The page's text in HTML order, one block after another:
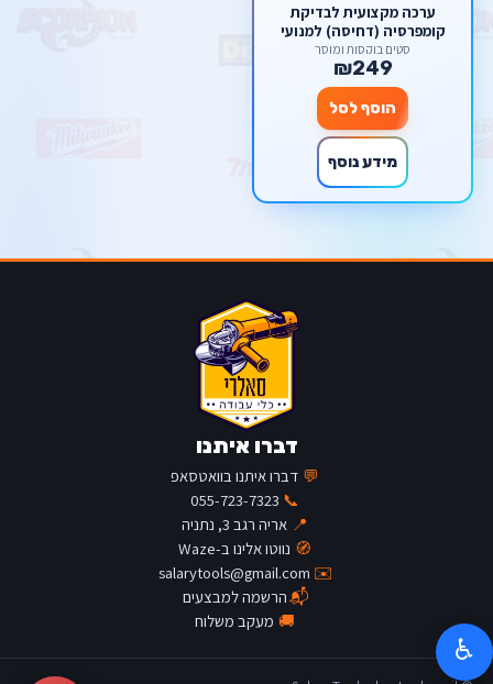
ערכה מקצועית לבדיקת
קומפרסיה (דחיסה) למנועי
בנזין – כולל שעון לחץ
ומתאמים מרובים מבית סקורפיון
סטים בוקסות ומוסך
₪249
הוסף לסל
מידע נוסף
דברו איתנו
💬 דברו איתנו בוואטסאפ
📞
055-723-7323
📍 אריה רגב 3, נתניה
🧭 נווטו אלינו ב-Waze
✉️
salarytools@gmail.com
📬הרשמה למבצעים
🚚 מעקב משלוח
♿